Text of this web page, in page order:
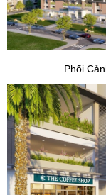
Phối